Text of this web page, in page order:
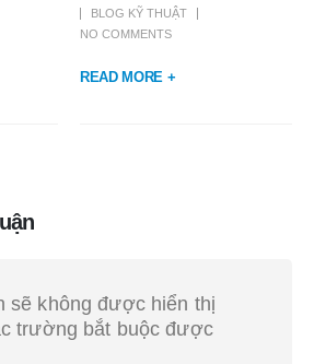
BLOG KỸ THUẬT
NO COMMENTS
READ MORE +
sẽ không được hiển thị
trường bắt buộc được